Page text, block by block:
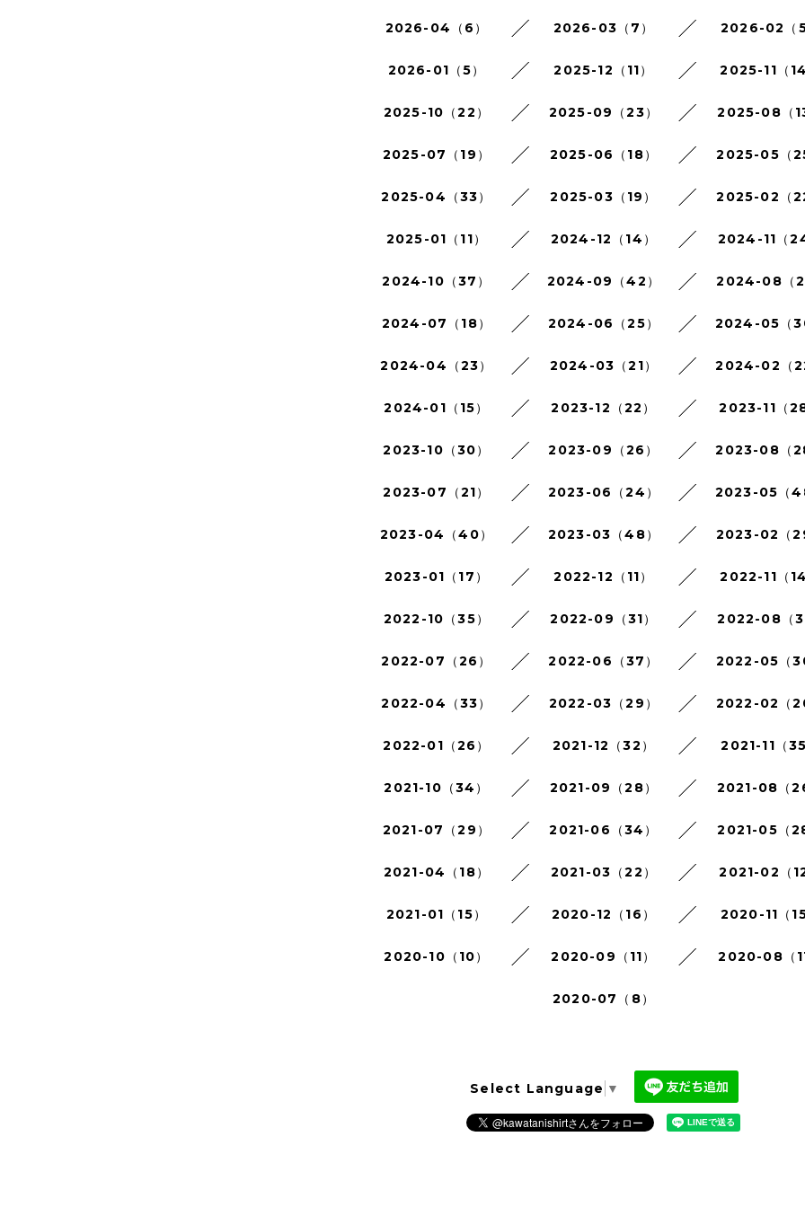
2026-04（6） 2026-03（7） 2026-02（5
2026-01（5） 2025-12（11） 2025-11（14
2025-10（22） 2025-09（23） 2025-08（13
2025-07（19） 2025-06（18） 2025-05（
2025-04（33） 2025-03（19） 2025-02（
2025-01（11） 2024-12（14） 2024-11（24
2024-10（37） 2024-09（42） 2024-08（
2024-07（18） 2024-06（25） 2024-05（
2024-04（23） 2024-03（21） 2024-02（
2024-01（15） 2023-12（22） 2023-11（28
2023-10（30） 2023-09（26） 2023-08（
2023-07（21） 2023-06（24） 2023-05（
2023-04（40） 2023-03（48） 2023-02（
2023-01（17） 2022-12（11） 2022-11（14
2022-10（35） 2022-09（31） 2022-08（31
2022-07（26） 2022-06（37） 2022-05（
2022-04（33） 2022-03（29） 2022-02（
2022-01（26） 2021-12（32） 2021-11（35
2021-10（34） 2021-09（28） 2021-08（26
2021-07（29） 2021-06（34） 2021-05（28
2021-04（18） 2021-03（22） 2021-02（12
2021-01（15） 2020-12（16） 2020-11（15
2020-10（10） 2020-09（11） 2020-08（11
2020-07（8）
Select Language ▼